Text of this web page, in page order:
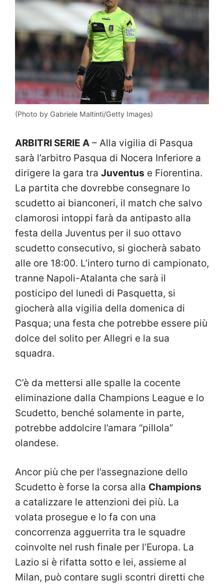
(Photo by Gabriele Maltinti/Getty Images)
ARBITRI SERIE A – Alla vigilia di Pasqua
sarà l’arbitro Pasqua di Nocera Inferiore a
dirigere la gara tra Juventus e Fiorentina.
La partita che dovrebbe consegnare lo
scudetto ai bianconeri, il match che salvo
clamorosi intoppi farà da antipasto alla
festa della Juventus per il suo ottavo
scudetto consecutivo, si giocherà sabato
alle ore 18:00. L’intero turno di campionato,
tranne Napoli-Atalanta che sarà il
posticipo del lunedì di Pasquetta, si
giocherà alla vigilia della domenica di
Pasqua; una festa che potrebbe essere più
dolce del solito per Allegri e la sua
squadra.
C’è da mettersi alle spalle la cocente
eliminazione dalla Champions League e lo
Scudetto, benché solamente in parte,
potrebbe addolcire l’amara “pillola”
olandese.
Ancor più che per l’assegnazione dello
Scudetto è forse la corsa alla Champions
a catalizzare le attenzioni dei più. La
volata prosegue e lo fa con una
concorrenza agguerrita tra le squadre
coinvolte nel rush finale per l’Europa. La
Lazio si è rifatta sotto e lei, assieme al
Milan, può contare sugli scontri diretti che